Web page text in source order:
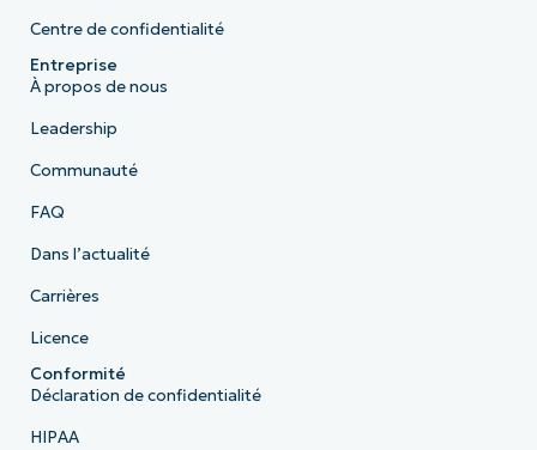
Centre de confidentialité
Entreprise
À propos de nous
Leadership
Communauté
FAQ
Dans l’actualité
Carrières
Licence
Conformité
Déclaration de confidentialité
HIPAA